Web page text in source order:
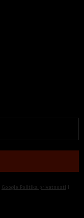
Google Politika privatnosti i